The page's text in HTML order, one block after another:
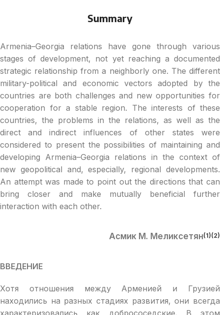
Summary
Armenia–Georgia relations have gone through various
stages of development, not yet reaching a documented
strategic relationship from a neighborly one. The different
military-political and economic vectors adopted by the
countries are both challenges and new opportunities for
cooperation for a stable region. The interests of these
countries, the problems in the relations, as well as the
direct and indirect influences of other states were
considered to present the possibilities of maintaining and
developing Armenia–Georgia relations in the context of
new geopolitical and, especially, regional developments.
An attempt was made to point out the directions that can
bring closer and make mutually beneficial further
interaction with each other.
Асмик М. Меликсетян(1)(2)
ВВЕДЕНИЕ
Хотя отношения между Арменией и Грузией
находились на разных стадиях развития, они всегда
характеризовались как добрососедские. В этом